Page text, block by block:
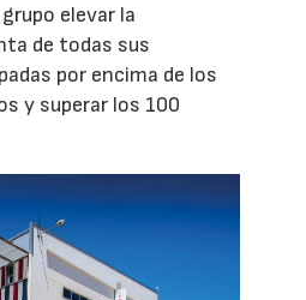
elevar la
de todas sus
por encima de los
y superar los 100